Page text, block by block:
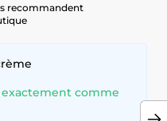
recommandent
comme